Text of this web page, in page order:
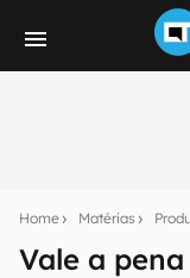
Home Matérias
Vale a
notícias e
mão.